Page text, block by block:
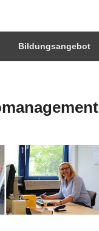
Wesel
Bildungsangebot